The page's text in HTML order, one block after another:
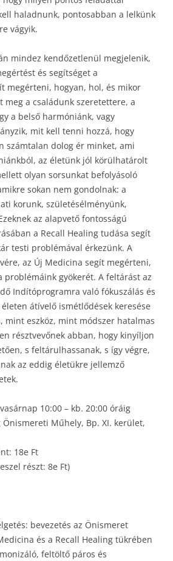
haladnunk, pontosabban a lelkünk
vágyik.
mindez kendőzetlenül megjelenik,
és segítséget a
megérteni, hogyan, hol, és mikor
meg a családunk szeretettere, a
a belső harmóniánk, vagy
mit kell tenni hozzá, hogy
számtalan dolog ér minket, ami
az életünk jól körülhatárolt
olyan sorsunkat befolyásoló
sokan nem gondolnak: a
korunk, születésélményünk,
az alapvető fontosságú
a Recall Healing tudása segít
testi problémával érkezünk. A
az Új Medicina segít megérteni,
gyökerét. A feltárást az
Indítóprogramra való fókuszálás és
átívelő ismétlődések keresése
mint eszköz, mint módszer hatalmas
résztvevőnek abban, hogy kinyíljon
s feltárulhassanak, s így végre,
az eddig életükre jellemző
10:00 – kb. 20:00 óráig
Önismereti Műhely, Bp. XI. kerület,
18e Ft
részt: 8e Ft)
bevezetés az Önismeret
és a Recall Healing tükrében
feltöltő páros és